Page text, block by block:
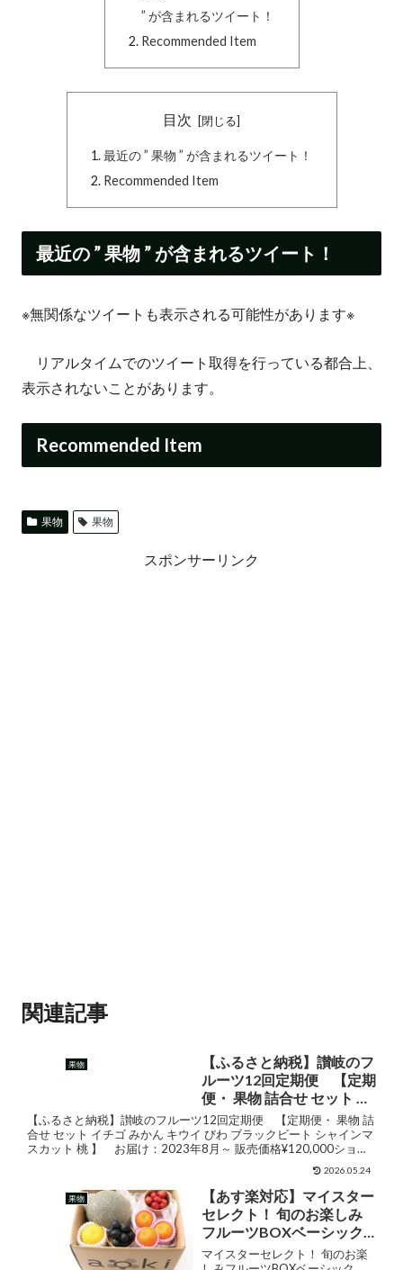
” が含まれるツイート！
Recommended Item
目次
最近の ” 果物 ” が含まれるツイート！
Recommended Item
最近の ” 果物 ” が含まれるツイート！
※無関係なツイートも表示される可能性があります※
リアルタイムでのツイート取得を行っている都合上、
表示されないことがあります。
Recommended Item
果物 果物
スポンサーリンク
関連記事
果物
【ふるさと納税】讃岐のフ
ルーツ12回定期便 【定期
便・ 果物 詰合せ セット イ
チゴ みかん キウイ びわ ブ
ラックビート シャインマ
スカット 桃 】 お届け：
【ふるさと納税】讃岐のフルーツ12回定期便 【定期便・ 果物 詰
合せ セット イチゴ みかん キウイ びわ ブラックビート シャインマ
スカット 桃 】 お届け：2023年8月～ 販売価格¥120,000ショッ
2026.05.24
果物
【あす楽対応】マイスター
セレクト！ 旬のお楽しみ
フルーツBOXベーシック
［さくらんぼ・メロン入
マイスターセレクト！ 旬のお楽